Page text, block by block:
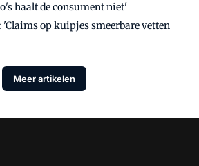
haalt de consument niet'
'Claims op kuipjes smeerbare vetten
Meer artikelen